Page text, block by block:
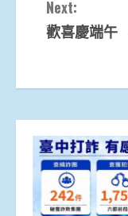
Next:
歡喜慶端午